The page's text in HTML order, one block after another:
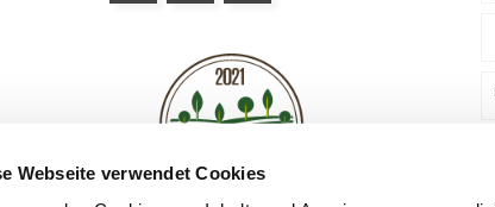
Webseite verwendet Cookies